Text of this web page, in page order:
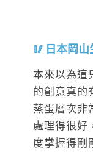
日本岡
本來以為這
的創意真的
蒸蛋層次非
處理得很好
度掌握得剛